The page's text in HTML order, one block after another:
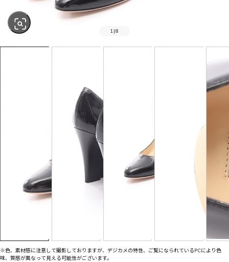
1 |8
※色、素材感に注意して撮影しておりますが、デジカメの特性、ご覧になられているPCにより色
味、質感が異なって見える可能性がございます。